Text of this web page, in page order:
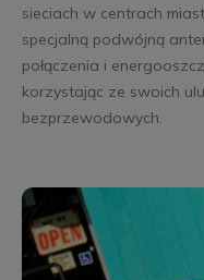
sieciach w centrach
specjalną podwójną
połączenia i
korzystając ze swoich
bezprzewodowych.